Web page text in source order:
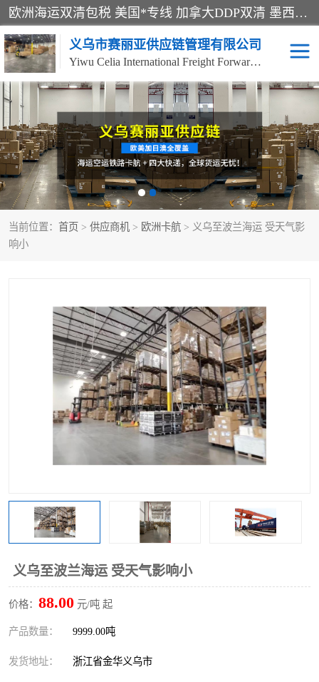
欧洲海运双清包税 美国*专线 加拿大DDP双清 墨西哥跨境空运 澳大利亚专线物流 跨境电商物流服务 国际快递到门服务 海运*渠道 一站式跨境物流解决方案 TikTok/SHEIN专线 电商平台FBA头程运输 国际铁路运输欧洲 UPS/DDHL/联邦快递跨境 美国双清到门物流 跨境*运输
义乌市赛丽亚供应链管理有限公司
Yiwu Celia International Freight Forwarding Co., Ltd
当前位置： 首页 > 供应商机 > 欧洲卡航 > 义乌至波兰海运 受天气影
响小
义乌至波兰海运 受天气影响小
价格： 88.00 元/吨 起
产品数量： 9999.00吨
发货地址： 浙江省金华义乌市
美森快船 欧洲卡航
加拿大海运/空运-双清到
门
澳大利亚海运/空运-双清
到门
墨西哥海运/空运-双清到
门